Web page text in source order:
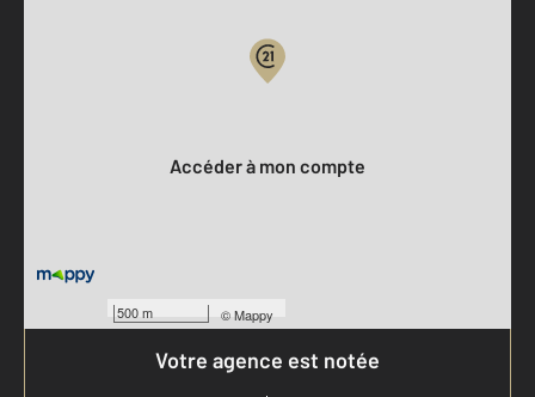
500 m ©Mappy
Accéder à mon compte
Votre agence est notée